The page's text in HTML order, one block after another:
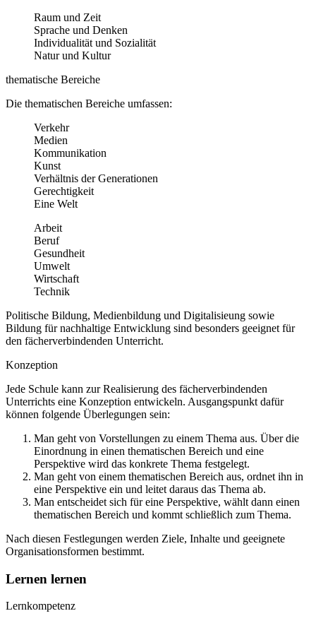
Raum und Zeit
Sprache und Denken
Individualität und Sozialität
Natur und Kultur
thematische Bereiche
Die thematischen Bereiche umfassen:
Verkehr
Medien
Kommunikation
Kunst
Verhältnis der Generationen
Gerechtigkeit
Eine Welt
Arbeit
Beruf
Gesundheit
Umwelt
Wirtschaft
Technik
Politische Bildung, Medienbildung und Digitalisieung sowie
Bildung für nachhaltige Entwicklung sind besonders geeignet für
den fächerverbindenden Unterricht.
Konzeption
Jede Schule kann zur Realisierung des fächerverbindenden
Unterrichts eine Konzeption entwickeln. Ausgangspunkt dafür
können folgende Überlegungen sein:
Man geht von Vorstellungen zu einem Thema aus. Über die
Einordnung in einen thematischen Bereich und eine
Perspektive wird das konkrete Thema festgelegt.
Man geht von einem thematischen Bereich aus, ordnet ihn in
eine Perspektive ein und leitet daraus das Thema ab.
Man entscheidet sich für eine Perspektive, wählt dann einen
thematischen Bereich und kommt schließlich zum Thema.
Nach diesen Festlegungen werden Ziele, Inhalte und geeignete
Organisationsformen bestimmt.
Lernen lernen
Lernkompetenz